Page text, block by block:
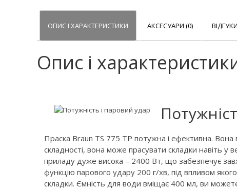
ОПИС І ХАРАКТЕРИСТИКИ АКСЕСУАРИ (0)
Опис і
Праска Braun TS 775 TP потужна і ефективна. Вона
складності, вона може прасувати складки навіть у
приладу дуже висока – 2400 Вт, що забезпечує
функцію парового удару 200 г/хв, під впливом
складки. Ємність для води вміщає 400 мл, ви